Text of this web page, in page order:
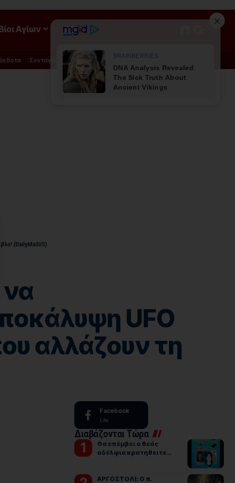
Αγίων ΡΟΗ
Συνταγές Διατροφή - Φυσική Ιατρική
(DailyMailUS)
να
UFO
αλλάζουν τη
Facebook
Like
Διαβάζονται Τώρα
Θα επέμβει ο θεός
αδέλφια κρατηθειτε…
ΑΡΓΟΣΤΟΛΙ: Ο π.